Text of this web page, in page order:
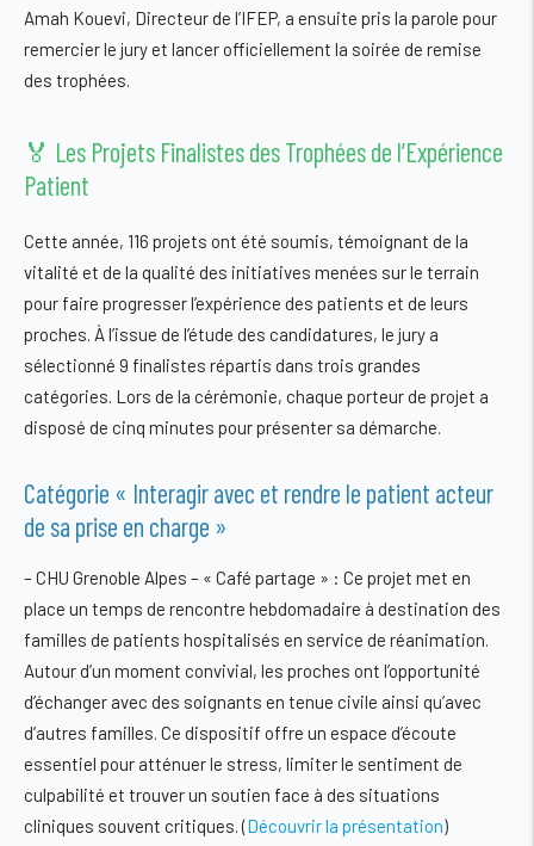
Amah Kouevi, Directeur de l’IFEP, a ensuite pris la parole pour
remercier le jury et lancer officiellement la soirée de remise
des trophées.
🏅 Les Projets Finalistes des Trophées de l’Expérience
Patient
Cette année, 116 projets ont été soumis, témoignant de la
vitalité et de la qualité des initiatives menées sur le terrain
pour faire progresser l’expérience des patients et de leurs
proches. À l’issue de l’étude des candidatures, le jury a
sélectionné 9 finalistes répartis dans trois grandes
catégories. Lors de la cérémonie, chaque porteur de projet a
disposé de cinq minutes pour présenter sa démarche.
Catégorie « Interagir avec et rendre le patient acteur
de sa prise en charge »
–CHU Grenoble Alpes – « Café partage » : Ce projet met en
place un temps de rencontre hebdomadaire à destination des
familles de patients hospitalisés en service de réanimation.
Autour d’un moment convivial, les proches ont l’opportunité
d’échanger avec des soignants en tenue civile ainsi qu’avec
d’autres familles. Ce dispositif offre un espace d’écoute
essentiel pour atténuer le stress, limiter le sentiment de
culpabilité et trouver un soutien face à des situations
cliniques souvent critiques. (Découvrir la présentation)